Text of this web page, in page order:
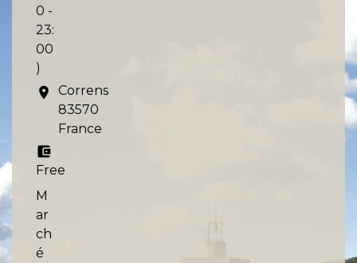
0 -
23:
00
)
location_on
Correns
83570
France
account_balance_wallet
Free
M
ar
ch
é